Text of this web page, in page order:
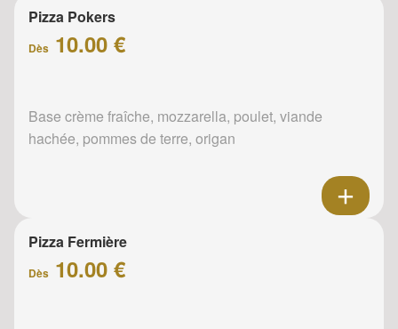
Pizza Pokers
Dès 10.00 €
Base crème fraîche, mozzarella, poulet, viande
hachée, pommes de terre, origan
Pizza Fermière
Dès 10.00 €